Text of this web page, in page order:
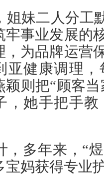
姐妹二人分工
牢事业发展的
，为品牌运营
亚健康调理
颖则把“顾客
，她手把手
，多年来，“
宝妈获得专业